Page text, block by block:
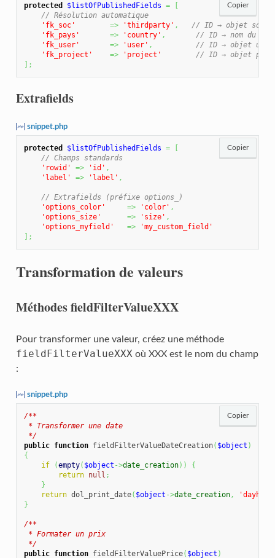
protected $listOfPublishedFields =
[
// Résolution automatique
'fk_soc'
=> 'thirdparty' ,
// ID → objet
'fk_pays'
=> 'country' ,
// ID → nom du
'fk_user'
=> 'user' ,
// ID → objet
'fk_project'
=> 'project'
// ID → objet
] ;
Copier
Extrafields
snippet.php
protected $listOfPublishedFields =
[
// Champs standards
'rowid'
=> 'id' ,
'label'
=> 'label' ,
// Extrafields (préfixe options_)
'options_color'
=> 'color' ,
'options_size'
=> 'size' ,
'options_myfield'
=>
'my_custom_field'
] ;
Copier
Transformation de valeurs
Méthodes fieldFilterValueXXX
Pour transformer une valeur, créez une méthode
fieldFilterValueXXX où XXX est le nom du champ
:
snippet.php
/**
* Transformer une date
*/
public
function fieldFilterValueDateCreation( $object )
{
if
(empty( $object ->date_creation) )
{
return
null ;
}
return dol_print_date( $object ->date_creation,
}
/**
* Formater un prix
*/
public
function fieldFilterValuePrice( $object )
Copier